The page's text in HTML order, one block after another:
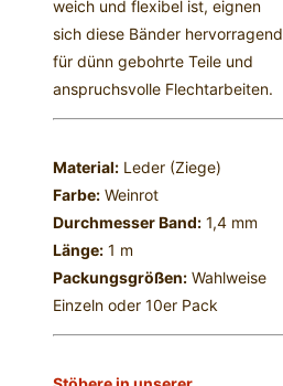
weich und flexibel ist, eignen
sich diese Bänder hervorragend
für dünn gebohrte Teile und
anspruchsvolle Flechtarbeiten.
Material: Leder (Ziege)
Farbe: Weinrot
Durchmesser Band: 1,4 mm
Länge: 1 m
Packungsgrößen: Wahlweise
Einzeln oder 10er Pack